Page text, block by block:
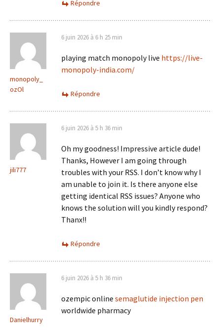
Répondre
monopoly_
ozOl
6 juin 2026 à 6 h 25 min
playing match monopoly live https://live-
monopoly-india.com/
Répondre
jili777
6 juin 2026 à 5 h 36 min
Oh my goodness! Impressive article dude!
Thanks, However I am going through
troubles with your RSS. I don’t know why I
am unable to join it. Is there anyone else
getting identical RSS issues? Anyone who
knows the solution will you kindly respond?
Thanx!!
Répondre
Danielhurry
6 juin 2026 à 5 h 36 min
ozempic online semaglutide injection pen
worldwide pharmacy